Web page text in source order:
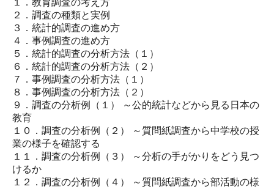
１．教育調査の考え方
２．調査の種類と実例
３．統計的調査の進め方
４．事例調査の進め方
５．統計的調査の分析方法（１）
６．統計的調査の分析方法（２）
７．事例調査の分析方法（１）
８．事例調査の分析方法（２）
９．調査の分析例（１） ～公的統計などから見る日本の
教育
１０．調査の分析例（２） ～質問紙調査から中学校の授
業の様子を確認する
１１．調査の分析例（３） ～分析の手がかりをどう見つ
けるか
１２．調査の分析例（４） ～質問紙調査から部活動の様